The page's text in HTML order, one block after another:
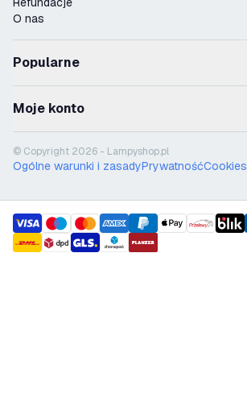
O nas
Popularne
Moje konto
© Copyright 2026 - Lampyshop.pl
Ogólne warunki i zasadyPrywatnośćCookies
payment methods
shipment methods